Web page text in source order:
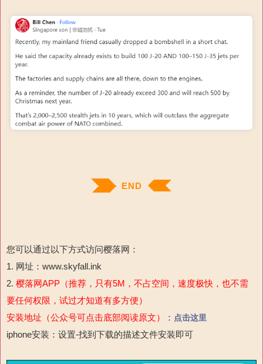
END
您可以通过以下方式访问樱落网：
1. 网址：www.skyfall.ink
2. 樱落网APP（推荐，只有5M，不占空间，速度极快，也不需
要任何权限，试过才知道有多方便）
安装地址（公众号可点击底部阅读原文）
： 点击这里
iphone安装：设置-找到下载的描述文件安装即可